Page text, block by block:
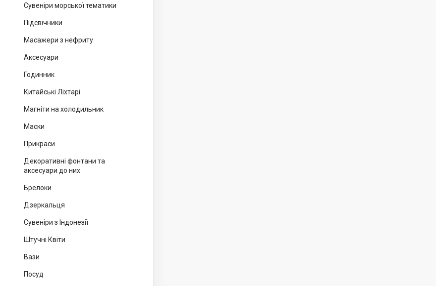
Сувеніри морської тематики
Підсвічники
Масажери з нефриту
Аксесуари
Годинник
Китайські Ліхтарі
Магніти на холодильник
Маски
Прикраси
Декоративні фонтани та
аксесуари до них
Брелоки
Дзеркальця
Сувеніри з Індонезії
Штучні Квіти
Вази
Посуд